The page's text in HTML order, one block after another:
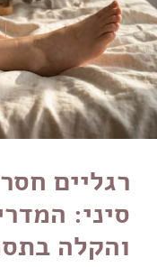
רגליים
סיני:
והקלה